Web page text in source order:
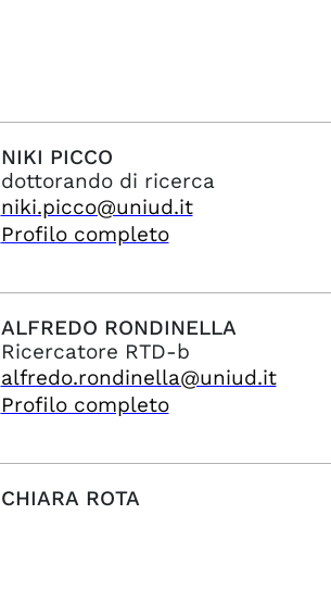
NIKI PICCO
dottorando di ricerca
niki.picco@uniud.it
Profilo completo
ALFREDO RONDINELLA
Ricercatore RTD-b
alfredo.rondinella@uniud.it
Profilo completo
CHIARA ROTA